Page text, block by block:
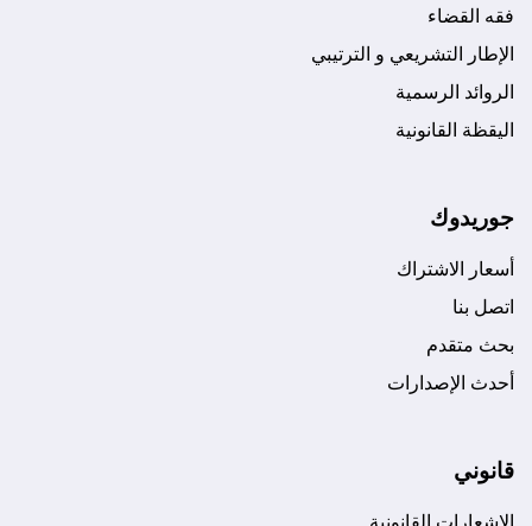
فقه القضاء
الإطار التشريعي و الترتيبي
الروائد الرسمية
اليقظة القانونية
جوريدوك
أسعار الاشتراك
اتصل بنا
بحث متقدم
أحدث الإصدارات
قانوني